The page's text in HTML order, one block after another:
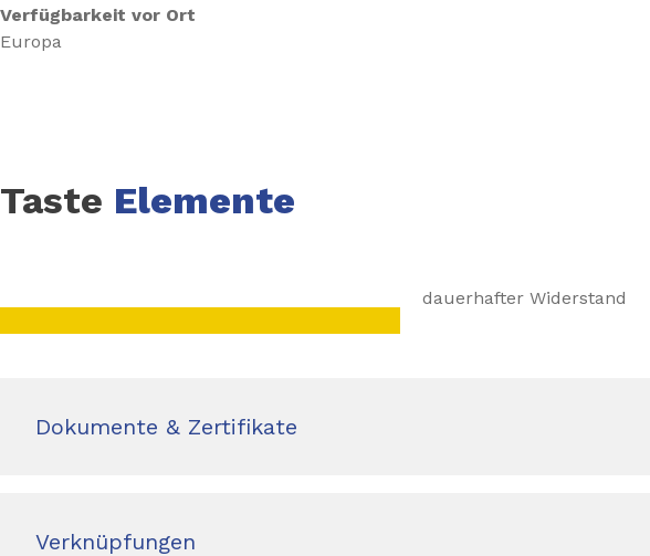
Meerwasserbeständig.
Trinkwasserbehälter. Sie ist enorm haftfähig, früh belastbar und verhindert
Gewässern.
Giscode
Verfügbarkeit vor Ort
Europa
Taste Elemente
dauerhafter Widerstand
Dokumente & Zertifikate
Verknüpfungen